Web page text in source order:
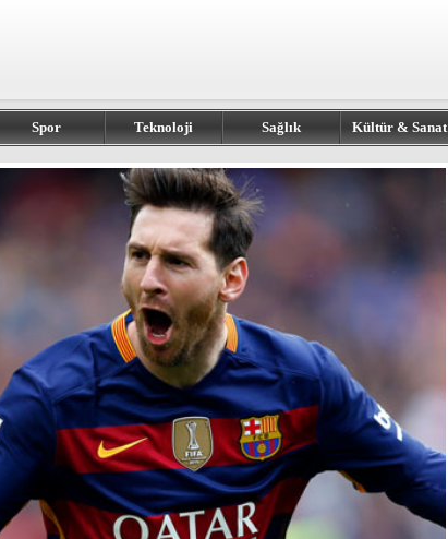
Spor Teknoloji Sağlık Kültür & Sanat